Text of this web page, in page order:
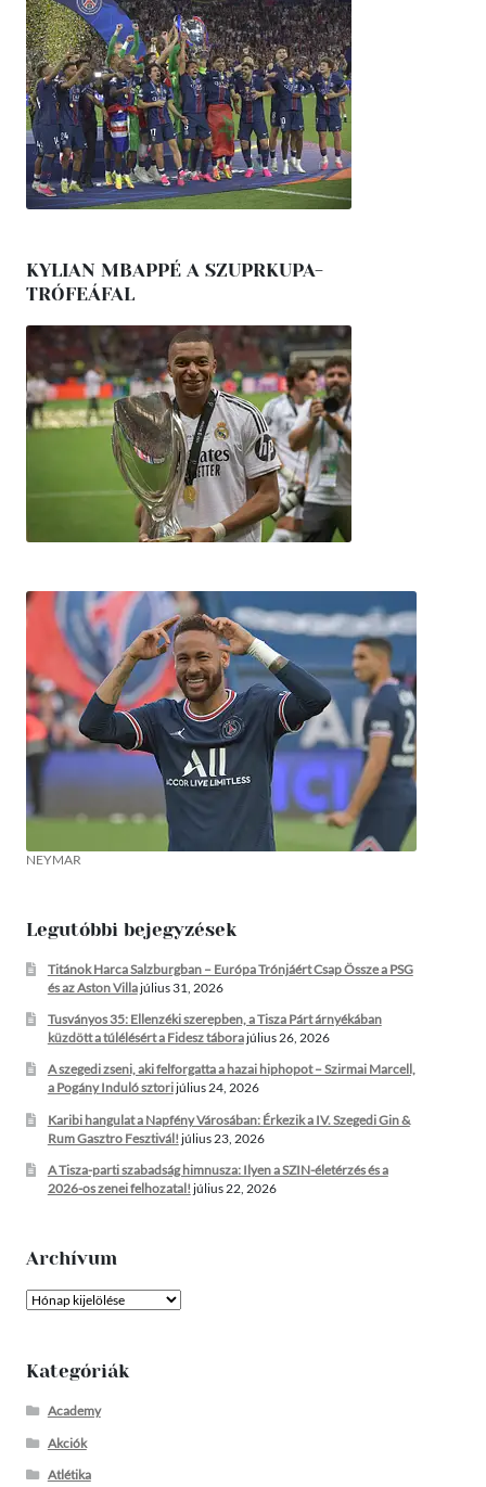
KYLIAN MBAPPÉ A SZUPRKUPA-
TRÓFEÁFAL
NEYMAR
Legutóbbi bejegyzések
Titánok Harca Salzburgban – Európa Trónjáért Csap Össze a PSG
és az Aston Villajúlius 31, 2026
Tusványos 35: Ellenzéki szerepben, a Tisza Párt árnyékában
küzdött a túlélésért a Fidesz táborajúlius 26, 2026
A szegedi zseni, aki felforgatta a hazai hiphopot – Szirmai Marcell,
a Pogány Induló sztorijúlius 24, 2026
Karibi hangulat a Napfény Városában: Érkezik a IV. Szegedi Gin &
Rum Gasztro Fesztivál! július 23, 2026
A Tisza-parti szabadság himnusza: Ilyen a SZIN-életérzés és a
2026-os zenei felhozatal! július 22, 2026
Archívum
Archívum
Kategóriák
Academy
Akciók
Atlétika